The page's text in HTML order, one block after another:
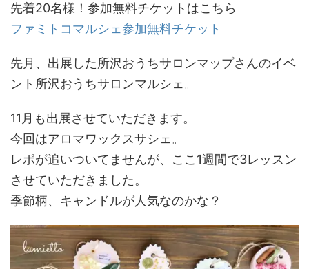
先着20名様！参加無料チケットはこちら
ファミトコマルシェ参加無料チケット
先月、出展した所沢おうちサロンマップさんのイベ
ント所沢おうちサロンマルシェ。
11月も出展させていただきます。
今回はアロマワックスサシェ。
レポが追いついてませんが、ここ1週間で3レッスン
させていただきました。
季節柄、キャンドルが人気なのかな？